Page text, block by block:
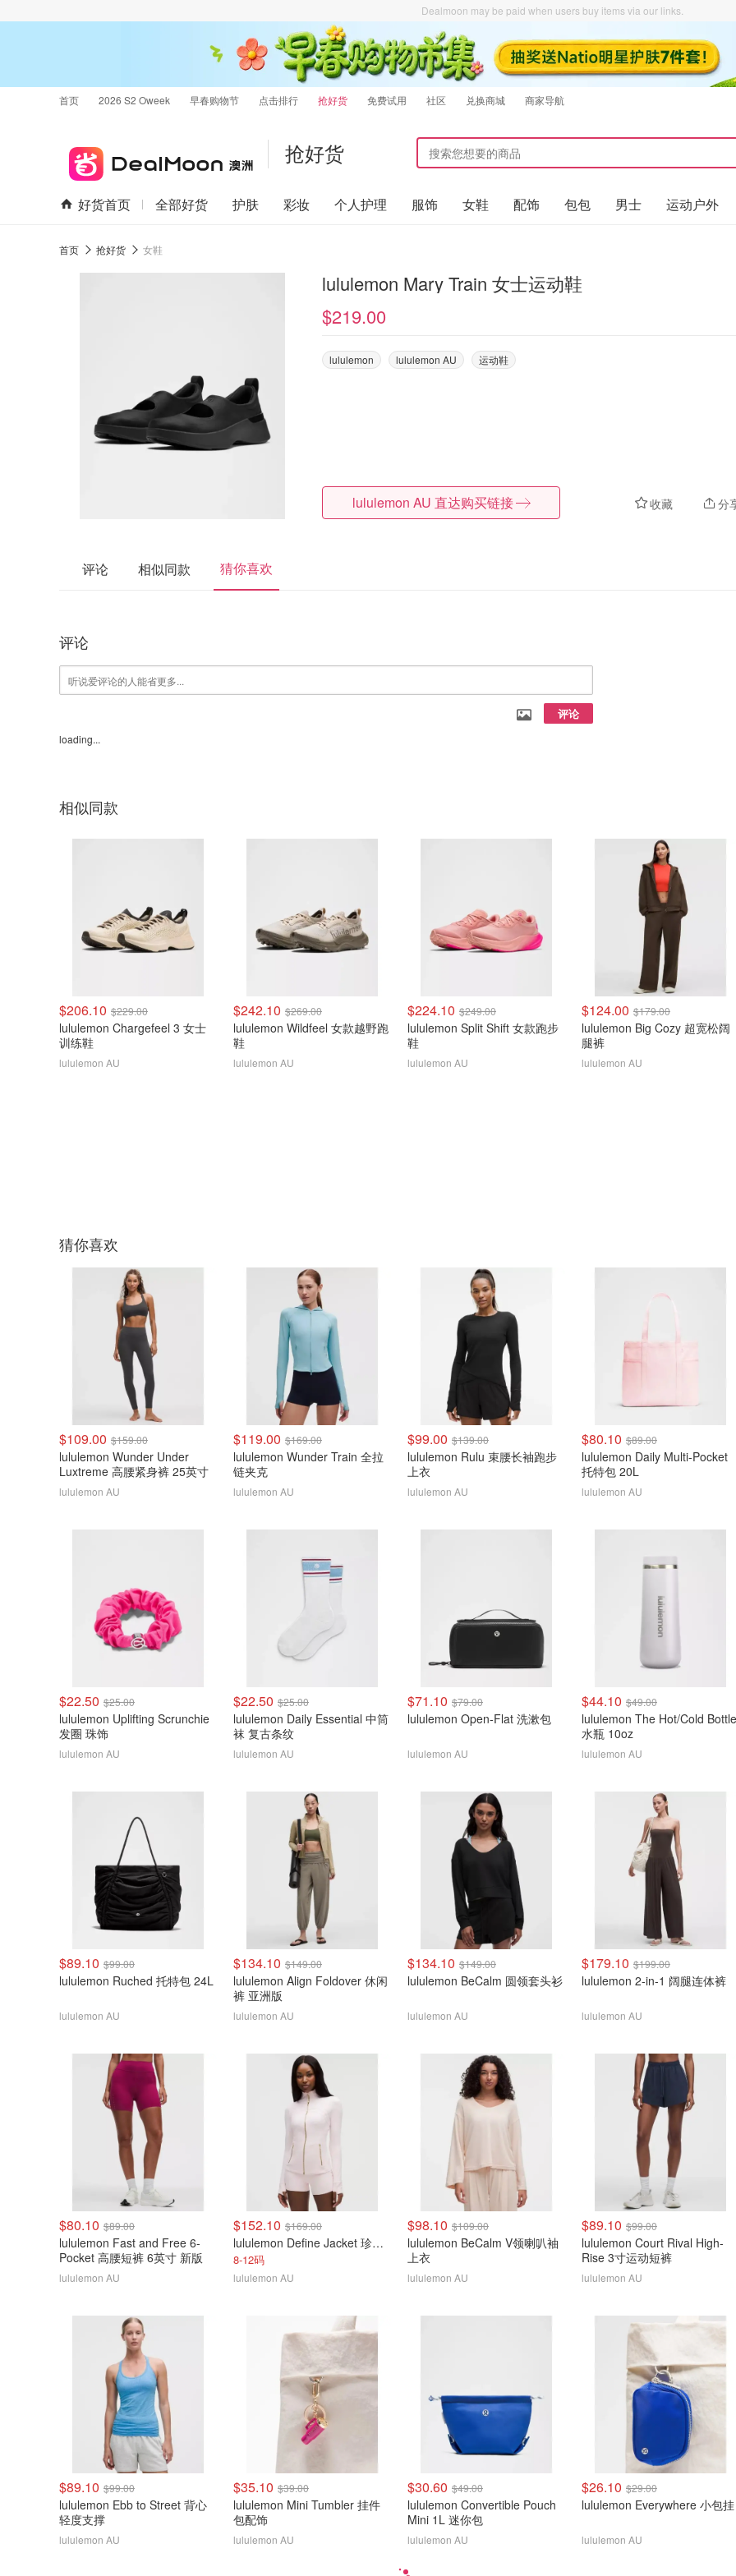
Dealmoon may be paid when users buy items via our links.
首页 2026 S2 Oweek 早春购物节 点击排行 抢好货 免费试用 社区 兑换商城 商家导航
抢好货
好货首页 全部好货 护肤 彩妆 个人护理 服饰 女鞋 配饰 包包 男士 运动户外
首页 抢好货 女鞋
lululemon Mary Train 女士运动鞋
$219.00
lululemon lululemon AU 运动鞋
收藏 分
lululemon AU 直达购买链接
评论 相似同款 猜你喜欢
评论
评论
loading...
相似同款
$206.10 $229.00
lululemon Chargefeel 3 女士
训练鞋
lululemon AU
$242.10 $269.00
lululemon Wildfeel 女款越野跑
鞋
lululemon AU
$224.10 $249.00
lululemon Split Shift 女款跑步
鞋
lululemon AU
$124.00 $179.00
lululemon Big Cozy 超宽松阔
腿裤
lululemon AU
猜你喜欢
$109.00 $159.00
lululemon Wunder Under
Luxtreme 高腰紧身裤 25英寸
lululemon AU
$119.00 $169.00
lululemon Wunder Train 全拉
链夹克
lululemon AU
$99.00 $139.00
lululemon Rulu 束腰长袖跑步
上衣
lululemon AU
$80.10 $89.00
lululemon Daily Multi-Pocket
托特包 20L
lululemon AU
$22.50 $25.00
lululemon Uplifting Scrunchie
发圈 珠饰
lululemon AU
$22.50 $25.00
lululemon Daily Essential 中筒
袜 复古条纹
lululemon AU
$71.10 $79.00
lululemon Open-Flat 洗漱包
lululemon AU
$44.10 $49.00
lululemon The Hot/Cold Bottle
水瓶 10oz
lululemon AU
$89.10 $99.00
lululemon Ruched 托特包 24L
lululemon AU
$134.10 $149.00
lululemon Align Foldover 休闲
裤 亚洲版
lululemon AU
$134.10 $149.00
lululemon BeCalm 圆领套头衫
lululemon AU
$179.10 $199.00
lululemon 2-in-1 阔腿连体裤
lululemon AU
$80.10 $89.00
lululemon Fast and Free 6-
Pocket 高腰短裤 6英寸 新版
lululemon AU
$152.10 $169.00
lululemon Define Jacket 珍珠粉金拉链
8-12码
lululemon AU
$98.10 $109.00
lululemon BeCalm V领喇叭袖
上衣
lululemon AU
$89.10 $99.00
lululemon Court Rival High-
Rise 3寸运动短裤
lululemon AU
$89.10 $99.00
lululemon Ebb to Street 背心
轻度支撑
lululemon AU
$35.10 $39.00
lululemon Mini Tumbler 挂件
包配饰
lululemon AU
$30.60 $49.00
lululemon Convertible Pouch
Mini 1L 迷你包
lululemon AU
$26.10 $29.00
lululemon Everywhere 小包挂
lululemon AU